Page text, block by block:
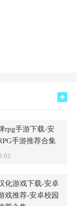
rpg手游下载-安
手游推荐合集
化游戏下载-安卓
戏推荐-安卓校园